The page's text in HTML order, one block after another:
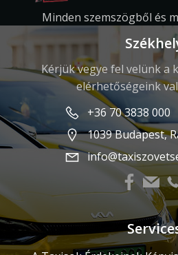
Minden szemszögből és
Kérjük vegye fel velünk a
elérhetőségeink
+36 70 3838 000
1039 Budapest,